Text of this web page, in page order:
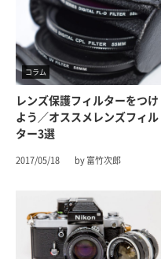
コラム
レンズ保護フィルターをつけ
よう／オススメレンズフィル
ター3選
2017/05/18 by 富竹次郎